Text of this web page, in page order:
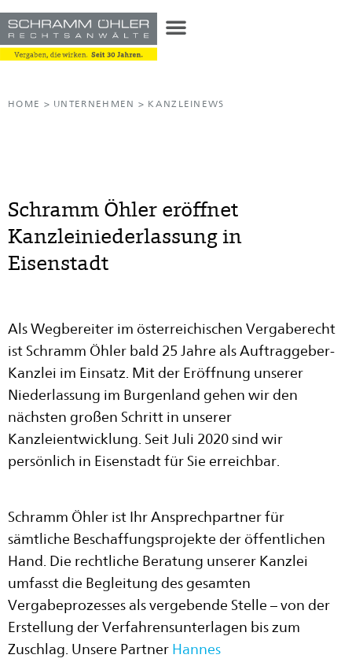
HOME > UNTERNEHMEN > KANZLEINEWS
Schramm Öhler eröffnet
Kanzleiniederlassung in
Eisenstadt
Als Wegbereiter im österreichischen Vergaberecht
ist Schramm Öhler bald 25 Jahre als Auftraggeber-
Kanzlei im Einsatz. Mit der Eröffnung unserer
Niederlassung im Burgenland gehen wir den
nächsten großen Schritt in unserer
Kanzleientwicklung. Seit Juli 2020 sind wir
persönlich in Eisenstadt für Sie erreichbar.
Schramm Öhler ist Ihr Ansprechpartner für
sämtliche Beschaffungsprojekte der öffentlichen
Hand. Die rechtliche Beratung unserer Kanzlei
umfasst die Begleitung des gesamten
Vergabeprozesses als vergebende Stelle – von der
Erstellung der Verfahrensunterlagen bis zum
Zuschlag. Unsere Partner Hannes